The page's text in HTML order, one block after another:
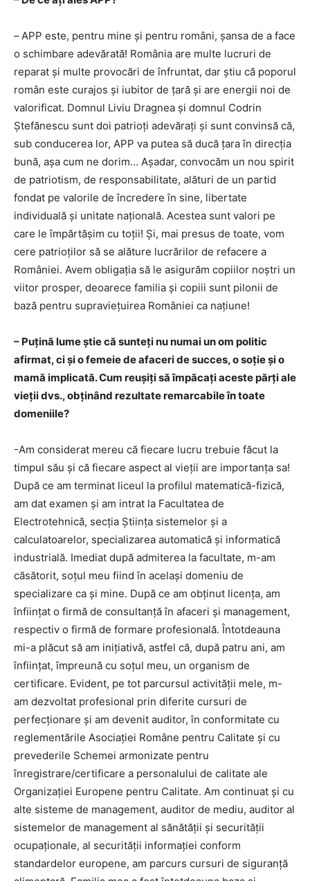
– APP este, pentru mine și pentru români, șansa de a face
o schimbare adevărată! România are multe lucruri de
reparat și multe provocări de înfruntat, dar știu că poporul
român este curajos și iubitor de țară și are energii noi de
valorificat. Domnul Liviu Dragnea și domnul Codrin
Ștefănescu sunt doi patrioți adevărați și sunt convinsă că,
sub conducerea lor, APP va putea să ducă țara în direcția
bună, așa cum ne dorim… Așadar, convocăm un nou spirit
de patriotism, de responsabilitate, alături de un partid
fondat pe valorile de încredere în sine, libertate
individuală și unitate națională. Acestea sunt valori pe
care le împărtășim cu toții! Și, mai presus de toate, vom
cere patrioților să se alăture lucrărilor de refacere a
României. Avem obligația să le asigurăm copiilor noștri un
viitor prosper, deoarece familia și copiii sunt pilonii de
bază pentru supraviețuirea României ca națiune!
– Puțină lume știe că sunteți nu numai un om politic
afirmat, ci și o femeie de afaceri de succes, o soție și o
mamă implicată. Cum reușiți să împăcați aceste părți ale
vieții dvs., obținând rezultate remarcabile în toate
domeniile?
-Am considerat mereu că fiecare lucru trebuie făcut la
timpul său și că fiecare aspect al vieții are importanța sa!
După ce am terminat liceul la profilul matematică-fizică,
am dat examen și am intrat la Facultatea de
Electrotehnică, secţia Ştiinţa sistemelor şi a
calculatoarelor, specializarea automatică şi informatică
industrială. Imediat după admiterea la facultate, m-am
căsătorit, soțul meu fiind în același domeniu de
specializare ca și mine. După ce am obţinut licenţa, am
înfiinţat o firmă de consultanţă în afaceri şi management,
respectiv o firmă de formare profesională. Întotdeauna
mi-a plăcut să am inițiativă, astfel că, după patru ani, am
înfiinţat, împreună cu soţul meu, un organism de
certificare. Evident, pe tot parcursul activităţii mele, m-
am dezvoltat profesional prin diferite cursuri de
perfecţionare şi am devenit auditor, în conformitate cu
reglementările Asociaţiei Române pentru Calitate şi cu
prevederile Schemei armonizate pentru
înregistrare/certificare a personalului de calitate ale
Organizaţiei Europene pentru Calitate. Am continuat şi cu
alte sisteme de management, auditor de mediu, auditor al
sistemelor de management al sănătăţii şi securităţii
ocupaţionale, al securităţii informaţiei conform
standardelor europene, am parcurs cursuri de siguranţă